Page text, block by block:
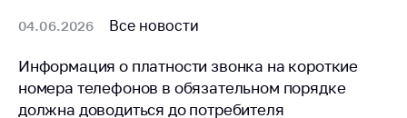
нарушения
законодательства
Предостережения и
04.06.2026 Все новости
Информация о платности звонка на короткие
номера телефонов в обязательном порядке
должна доводиться до потребителя